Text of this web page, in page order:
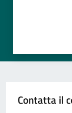
Contatta il